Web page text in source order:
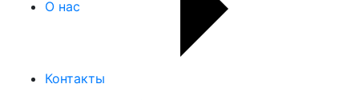
О нас
Контакты